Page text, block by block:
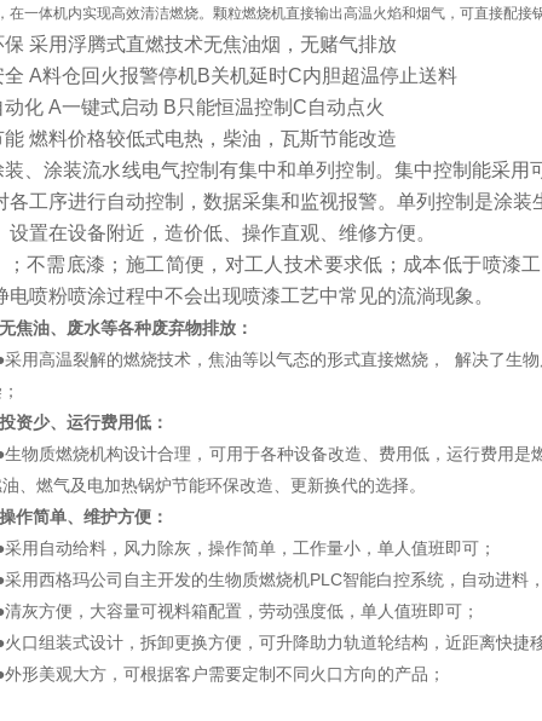
在一体机内实现高效清洁燃烧。颗粒燃烧机直接输出高温火焰和烟气，可直接配接
保 采用浮腾式直燃技术无焦油烟，无赌气排放
全 A料仓回火报警停机B关机延时C内胆超温停止送料
动化 A一键式启动 B只能恒温控制C自动点火
能 燃料价格较低式电热，柴油，瓦斯节能改造
装、涂装流水线电气控制有集中和单列控制。集中控制能采
各工序进行自动控制，数据采集和监视报警。单列控制是涂
设置在设备附近，造价低、操作直观、维修方便。
不需底漆；施工简便，对工人技术要求低；成本低于喷漆
电喷粉喷涂过程中不会出现喷漆工艺中常见的流淌现象。
无焦油、废水等各种废弃物排放：
用高温裂解的燃烧技术，焦油等以气态的形式直接燃烧， 解决了生
投资少、运行费用低：
物质燃烧机构设计合理，可用于各种设备改造、费用低，运行费用是
、燃气及电加热锅炉节能环保改造、更新换代的选择。
操作简单、维护方便：
用自动给料，风力除灰，操作简单，工作量小，单人值班即可；
用西格玛公司自主开发的生物质燃烧机PLC智能白控系统，自动进料
灰方便，大容量可视料箱配置，劳动强度低，单人值班即可；
口组装式设计，拆卸更换方便，可升降助力轨道轮结构，近距离快捷
形美观大方，可根据客户需要定制不同火口方向的产品；